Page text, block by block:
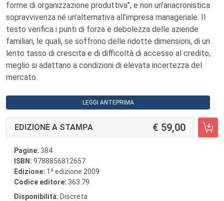
forme di organizzazione produttiva”, e non un’anacronistica
sopravvivenza né un’alternativa all’impresa manageriale. Il
testo verifica i punti di forza e debolezza delle aziende
familiari, le quali, se soffrono delle ridotte dimensioni, di un
lento tasso di crescita e di difficoltà di accesso al credito,
meglio si adattano a condizioni di elevata incertezza del
mercato.
LEGGI ANTEPRIMA
EDIZIONE A STAMPA 59,00
Pagine: 384
ISBN: 9788856812657
Edizione: 1 a edizione 2009
Codice editore: 363.79
Disponibilità: Discreta